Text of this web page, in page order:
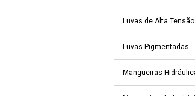
Luvas de Alta Tensão
Luvas Pigmentadas
Mangueiras